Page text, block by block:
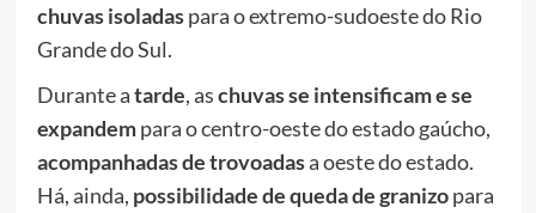
chuvas isoladaspara o extremo-sudoeste do Rio
Grande do Sul.
Durante atarde, aschuvas se intensificam e se
expandempara o centro-oeste do estado gaúcho,
acompanhadas de trovoadasa oeste do estado.
Há, ainda, possibilidade de queda de granizopara